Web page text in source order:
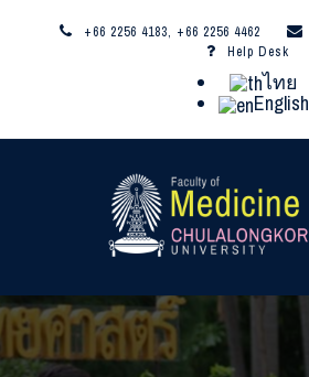
+66 2256 4183, +66 2256 4462
Help Desk
ไทย
English